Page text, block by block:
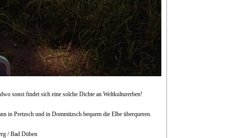
sonst findet sich eine solche Dichte an Weltkulturerben!
in Pretzsch und in Dommitzsch bequem die Elbe überqueren.
/ Bad Düben